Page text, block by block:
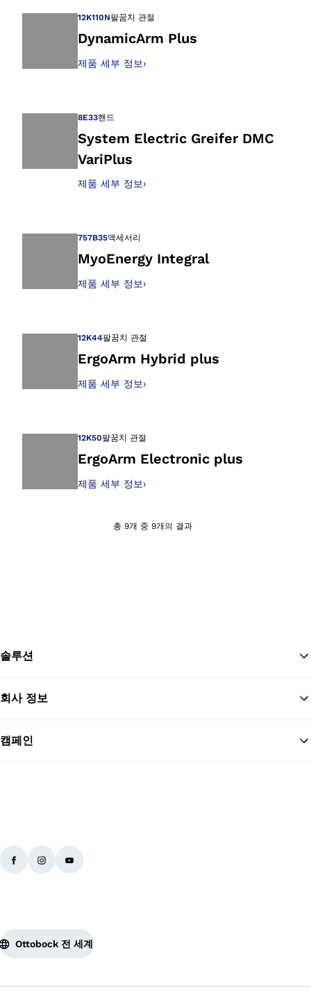
12K110N팔꿈치 관절
DynamicArm Plus
제품 세부 정보›
갤러리 보기에서
8E33핸드
System Electric Greifer DMC
VariPlus
제품 세부 정보›
757B35액세서리
MyoEnergy Integral
제품 세부 정보›
12K44팔꿈치 관절
ErgoArm Hybrid plus
제품 세부 정보›
12K50팔꿈치 관절
ErgoArm Electronic plus
제품 세부 정보›
총 9개 중 9개의 결과
솔루션
회사 정보
캠페인
Ottobock 전 세계